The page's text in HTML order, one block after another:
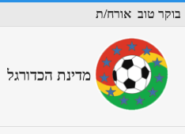
בוקר טוב אורח/ת
מדינת הכדורגל